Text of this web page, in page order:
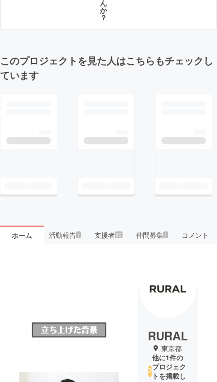
ん
か
？
このプロジェクトを見た人はこちらもチェックし
ています
ホーム 活動報告1 支援者60 仲間募集 1 コメント
RURAL
東京都
他に1件の
プロジェク
トを掲載し